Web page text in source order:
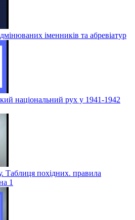
іменників та абревіатур
національний рух у 1941-1942
Таблиця похідних. правила
1